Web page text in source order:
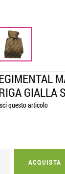
GIALLA
questo articolo
ACQUISTA